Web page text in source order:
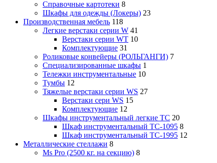
Справочные картотеки 8
Шкафы для одежды (Локеры) 23
Производственная мебель 118
Легкие верстаки серии W 41
Верстаки серии WT 10
Комплектующие 31
Роликовые конвейеры (РОЛЬГАНГИ) 7
Специализированные шкафы 1
Тележки инструментальные 10
Тумбы 12
Тяжелые верстаки серии WS 27
Верстаки сери WS 15
Комплектующие 12
Шкафы инструментальный легкие ТС 20
Шкаф инструментальный TC-1095 8
Шкаф инструментальный TC-1995 12
Металлические стеллажи 8
Ms Pro (2500 кг. на секцию) 8